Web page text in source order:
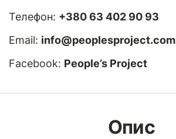
Телефон: +380 63 402 90 93
Email: info@peoplesproject.com
Facebook: People’s Project
Опис